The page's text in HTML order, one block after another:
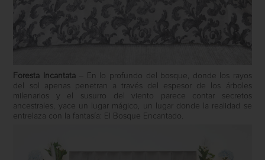
Foresta Incantata– En lo profundo del bosque, donde los rayos
del sol apenas penetran a través del espesor de los árboles
milenarios y el susurro del viento parece contar secretos
ancestrales, yace un lugar mágico, un lugar donde la realidad se
entrelaza con la fantasía: El Bosque Encantado.